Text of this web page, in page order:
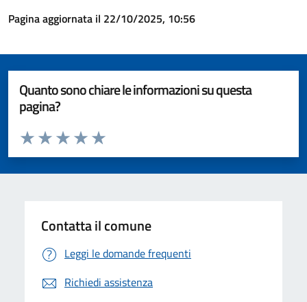
Pagina aggiornata il 22/10/2025, 10:56
Quanto sono chiare le informazioni su questa
pagina?
Valuta da 1 a 5 stelle la pagina
Valuta 5 stelle su 5
Valuta 4 stelle su 5
Valuta 3 stelle su 5
Valuta 2 stelle su 5
Valuta 1 stelle su 5
Contatta il comune
Leggi le domande frequenti
Richiedi assistenza